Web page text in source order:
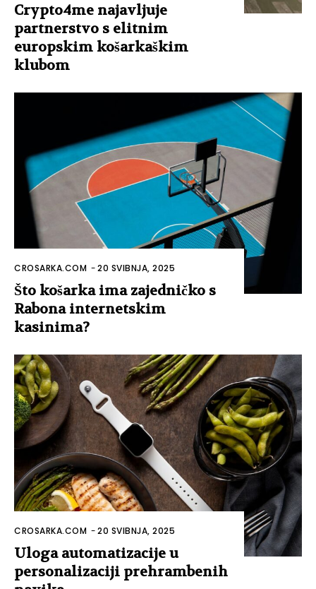
Crypto4me najavljuje
partnerstvo s elitnim
europskim košarkaškim
klubom
CROSARKA.COM -20 SVIBNJA, 2025
Što košarka ima zajedničko s
Rabona internetskim
kasinima?
CROSARKA.COM -20 SVIBNJA, 2025
Uloga automatizacije u
personalizaciji prehrambenih